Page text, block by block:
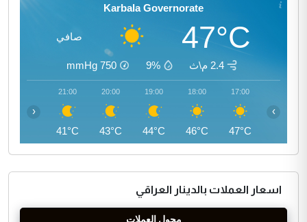
Karbala Governorate
47°C صافي
2.4 م\ث 9%
750
mmHg
17:00
47°C
18:00
46°C
19:00
44°C
20:00
43°C
21:00
41°C
‹ ›
اسعار العملات بالدينار العراقي